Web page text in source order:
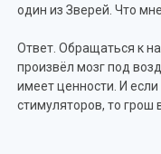
один из Зверей. Что
Ответ. Обращаться к
произвёл мозг под
имеет ценности. И
стимуляторов, то грош